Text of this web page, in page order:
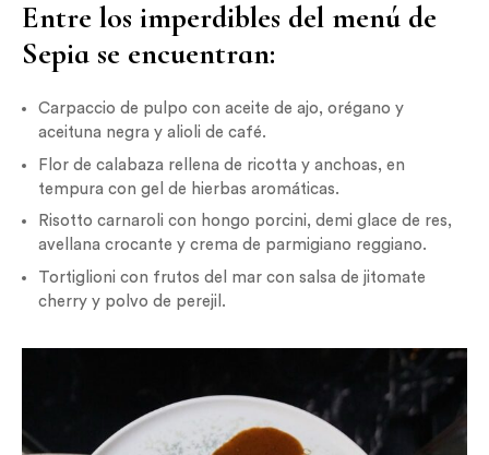
Entre los imperdibles del menú de
Sepia se encuentran:
Carpaccio de pulpo con aceite de ajo, orégano y
aceituna negra y alioli de café.
Flor de calabaza rellena de ricotta y anchoas, en
tempura con gel de hierbas aromáticas.
Risotto carnaroli con hongo porcini, demi glace de res,
avellana crocante y crema de parmigiano reggiano.
Tortiglioni con frutos del mar con salsa de jitomate
cherry y polvo de perejil.